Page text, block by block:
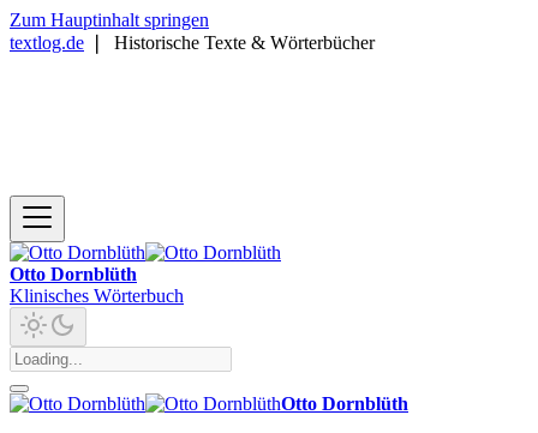
Zum Hauptinhalt springen
textlog.de
Historische Texte & Wörterbücher
Otto Dornblüth
Klinisches Wörterbuch
Otto Dornblüth